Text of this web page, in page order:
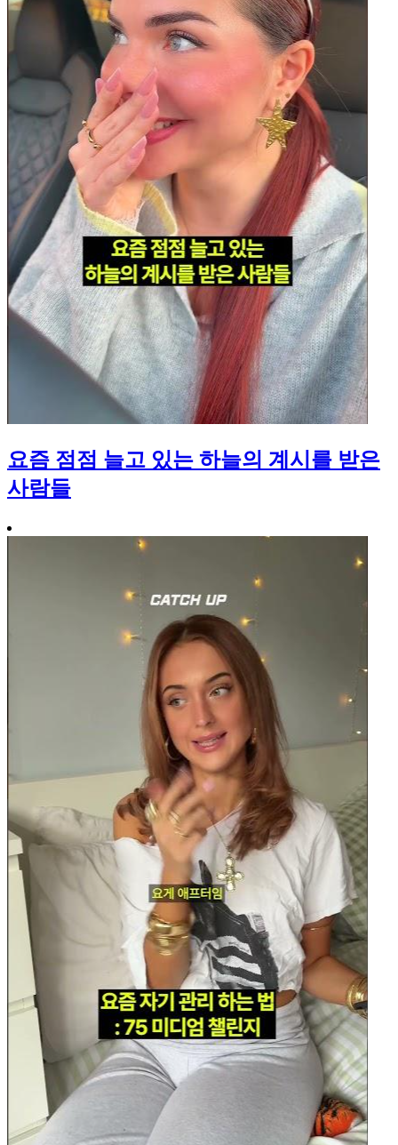
요즘 점점 늘고 있는 하늘의 계시를 받은
사람들